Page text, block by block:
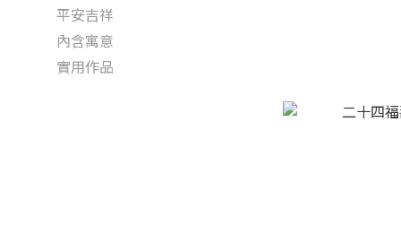
平安吉祥
內含寓意
實用作品